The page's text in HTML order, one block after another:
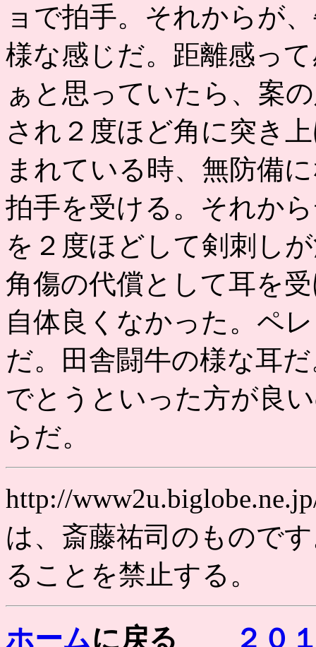
ョで拍手。それからが
様な感じだ。距離感っ
ぁと思っていたら、案
され２度ほど角に突き
まれている時、無防備
拍手を受ける。それか
を２度ほどして剣刺し
角傷の代償として耳を
自体良くなかった。ペ
だ。田舎闘牛の様な耳
でとうといった方が良
らだ。
http://
は、斎藤祐司のもので
ることを禁止する。
ホームに戻る ２０